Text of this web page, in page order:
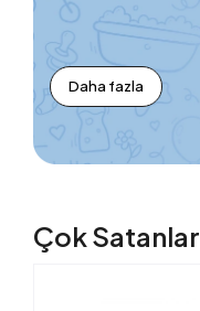
Daha fazla
Çok Satanlar